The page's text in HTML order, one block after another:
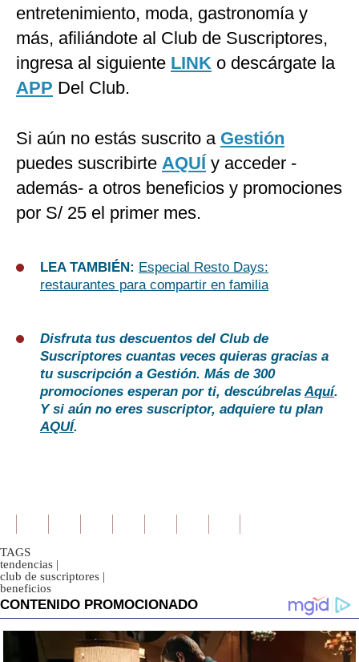
entretenimiento, moda, gastronomía y
más, afiliándote al Club de Suscriptores,
ingresa al siguiente LINK o descárgate la
APP Del Club.
Si aún no estás suscrito a Gestión
puedes suscribirte AQUÍ y acceder -
además- a otros beneficios y promociones
por S/ 25 el primer mes.
LEA TAMBIÉN: Especial Resto Days:
restaurantes para compartir en familia
Disfruta tus descuentos del Club de
Suscriptores cuantas veces quieras gracias a
tu suscripción a Gestión. Más de 300
promociones esperan por ti, descúbrelasAquí.
Y si aún no eres suscriptor, adquiere tu plan
AQUÍ.
TAGS
tendencias |
club de suscriptores |
beneficios